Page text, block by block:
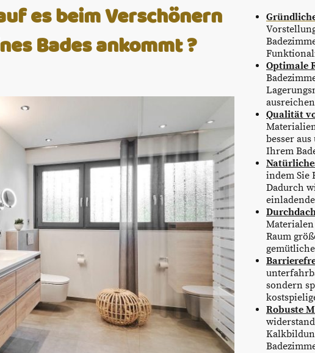
es beim Verschönern
Bades ankommt ?
Optimale
Qualität
besser
Ihrem
indem Sie
Dadurch
Raum
sondern
Robuste